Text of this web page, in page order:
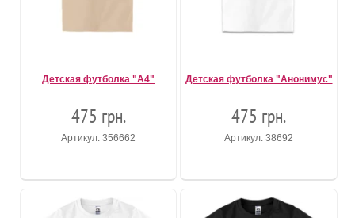
Детская футболка "А4"
475 грн.
Артикул: 356662
Детская футболка "Анонимус"
475 грн.
Артикул: 38692